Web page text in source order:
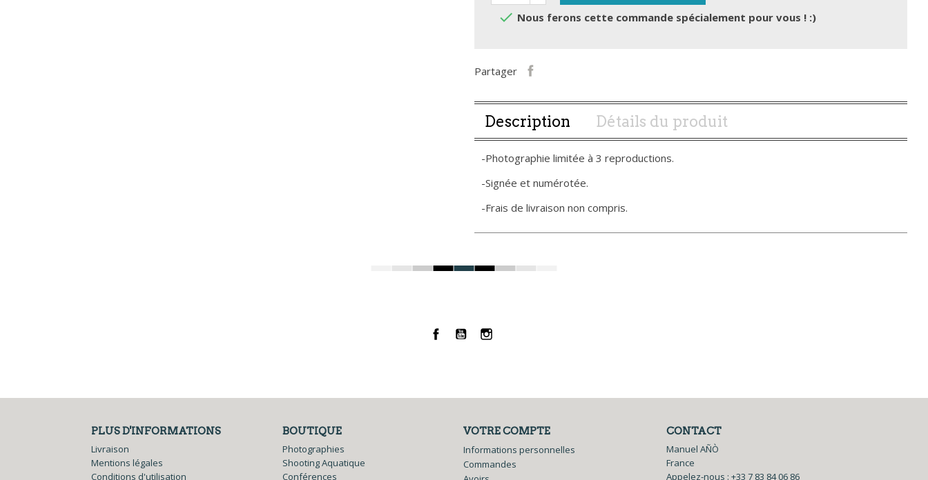
 Nous ferons cette commande spécialement pour vous ! :)
Partager
Description Détails du produit
-Photographie limitée à 3 reproductions.
-Signée et numérotée.
-Frais de livraison non compris.
Facebook
YouTubeInstagram
PLUS D'INFORMATIONS
Livraison
Mentions légales
Conditions d'utilisation
BOUTIQUE
Photographies
Shooting Aquatique
Conférences
VOTRE COMPTE
Informations personnelles
Commandes
CONTACT
Manuel AÑÒ
France
Appelez-nous : +33 7 83 84 06 86